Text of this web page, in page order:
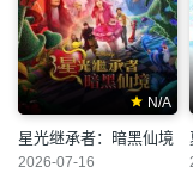
N/A
星光继承者：暗黑仙境
2026-07-16